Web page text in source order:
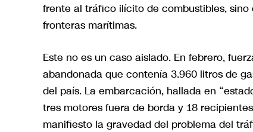
frente al tráfico ilícito de combustibles,
fronteras marítimas.
Este no es un caso aislado. En febrero,
abandonada que contenía 3.960 litros de
del país. La embarcación, hallada en
tres motores fuera de borda y 18
manifiesto la gravedad del problema del